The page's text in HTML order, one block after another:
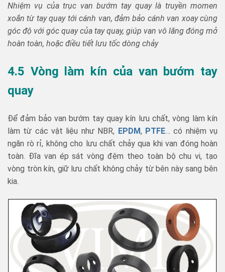
Nhiệm vụ của trục van bướm tay quay là truyền momen
xoắn từ tay quay tới cánh van, đảm bảo cánh van xoay cùng
góc độ với góc quay của tay quay, giúp van vô lăng đóng mở
hoàn toàn, hoặc điều tiết lưu tốc dòng chảy
4.5 Vòng làm kín của van bướm tay
quay
Để đảm bảo van bướm tay quay kín lưu chất, vòng làm kín
làm từ các vật liệu như NBR, EPDM, PTFE… có nhiệm vụ
ngăn rò rỉ, không cho lưu chất chảy qua khi van đóng hoàn
toàn. Đĩa van ép sát vòng đệm theo toàn bộ chu vi, tạo
vòng tròn kín, giữ lưu chất không chảy từ bên này sang bên
kia.